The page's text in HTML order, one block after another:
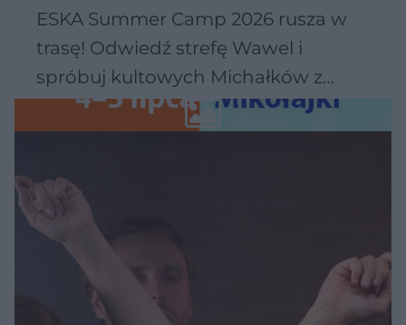
ESKA Summer Camp 2026 rusza w
trasę! Odwiedź strefę Wawel i
spróbuj kultowych Michałków z
Wawelu